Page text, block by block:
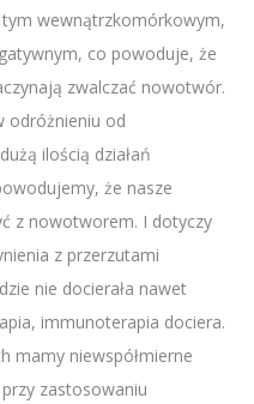
wewnątrzkomórkowym,
co powoduje, że
zwalczać nowotwór.
odróżnieniu od
ilością działań
że nasze
z nowotworem. I dotyczy
z przerzutami
nie docierała nawet
immunoterapia dociera.
mamy niewspółmierne
zastosowaniu